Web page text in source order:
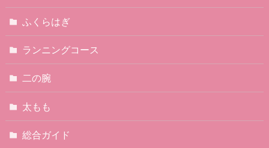
ふくらはぎ
ランニングコース
二の腕
太もも
総合ガイド